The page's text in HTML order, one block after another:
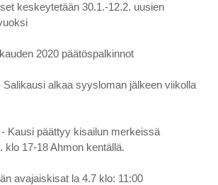
keskeytetään 30.1.-12.2. uusien
2020 päätöspalkinnot
alkaa syysloman jälkeen viikolla
Kausi päättyy kisailun merkeissä
klo 17-18 Ahmon kentällä.
avajaiskisat la 4.7 klo: 11:00